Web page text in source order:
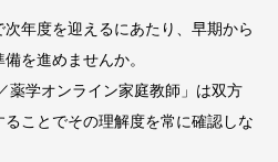
年度を迎えるにあたり、早期から
を進めませんか。
薬学オンライン家庭教師」は双方
ことでその理解度を常に確認しな